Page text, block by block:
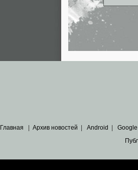
Главная | Архив новостей | Android | Google